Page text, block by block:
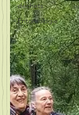
déchets
Entomologie